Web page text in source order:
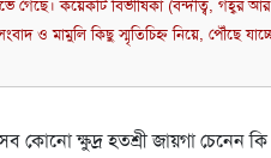
গেছে। কয়েকটি বিভীষিকা (বন্দীত্ব, গহ্বর
ও মামুলি কিছু স্মৃতিচিহ্ন নিয়ে, পৌঁছে
কোনো ক্ষুদ্র হতশ্রী জায়গা চেনেন